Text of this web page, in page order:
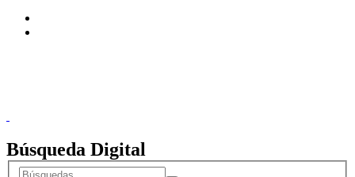
Búsqueda Digital